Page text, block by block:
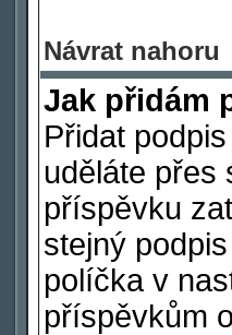
Návrat nahoru
Jak přidám
Přidat
uděláte přes
příspěvku
stejný
políčka v
příspěvkům